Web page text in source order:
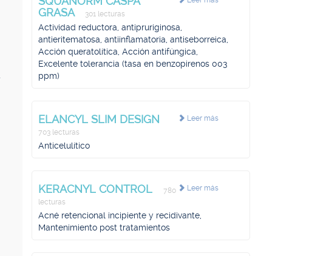
GRASA
301 lecturas
Actividad reductora, antipruriginosa,
antieritematosa, antiinflamatoria, antiseborreica,
Acción queratolítica, Acción antifúngica,
Excelente tolerancia (tasa en benzopirenos 003
ppm)
Leer más
ELANCYL SLIM DESIGN
703 lecturas
Anticelulítico
Leer más
KERACNYL CONTROL
780
lecturas
Acné retencional incipiente y recidivante,
Mantenimiento post tratamientos